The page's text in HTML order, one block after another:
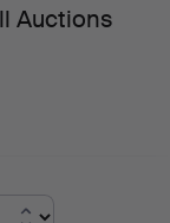
Auctions